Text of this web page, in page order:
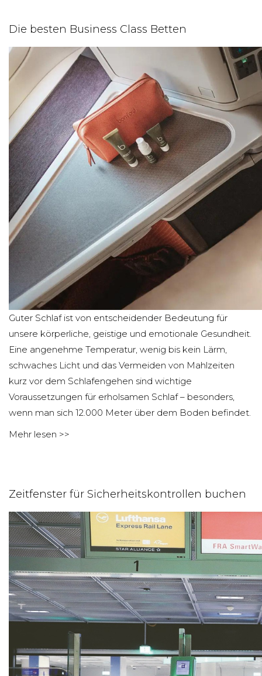
Die besten Business Class Betten
Guter Schlaf ist von entscheidender Bedeutung für
unsere körperliche, geistige und emotionale Gesundheit.
Eine angenehme Temperatur, wenig bis kein Lärm,
schwaches Licht und das Vermeiden von Mahlzeiten
kurz vor dem Schlafengehen sind wichtige
Voraussetzungen für erholsamen Schlaf – besonders,
wenn man sich 12.000 Meter über dem Boden befindet.
Mehr lesen >>
Zeitfenster für Sicherheitskontrollen buchen